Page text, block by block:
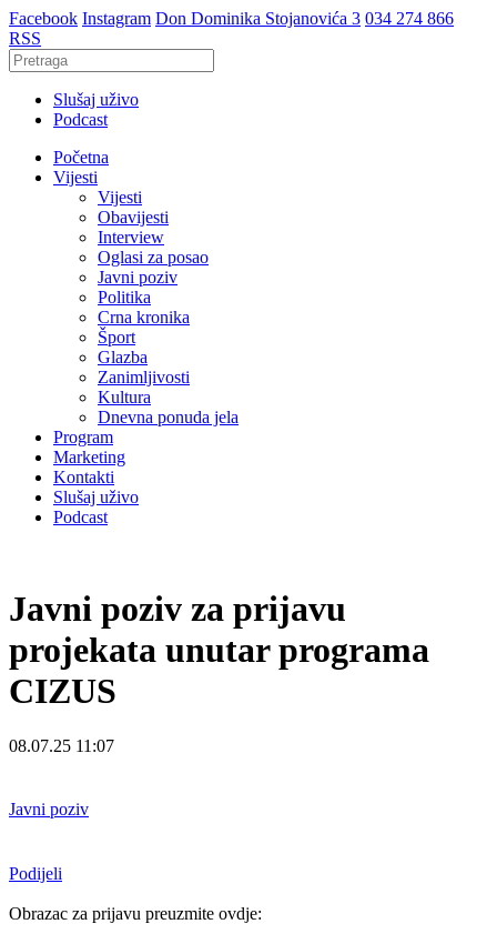
Facebook Instagram Don Dominika Stojanovića 3 034 274 866
RSS
Slušaj uživo
Podcast
Početna
Vijesti
Vijesti
Obavijesti
Interview
Oglasi za posao
Javni poziv
Politika
Crna kronika
Šport
Glazba
Zanimljivosti
Kultura
Dnevna ponuda jela
Program
Marketing
Kontakti
Slušaj uživo
Podcast
Javni poziv za prijavu
projekata unutar programa
CIZUS
08.07.25 11:07
Javni poziv
Podijeli
Obrazac za prijavu preuzmite ovdje: